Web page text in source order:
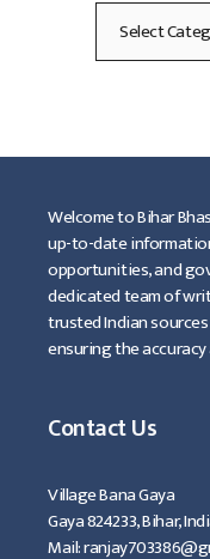
Welcome to Bihar
up-to-date
opportunities, and
dedicated team of
trusted Indian
ensuring the
Contact Us
Village Bana Gaya
Gaya 824233, Bihar,
Mail: